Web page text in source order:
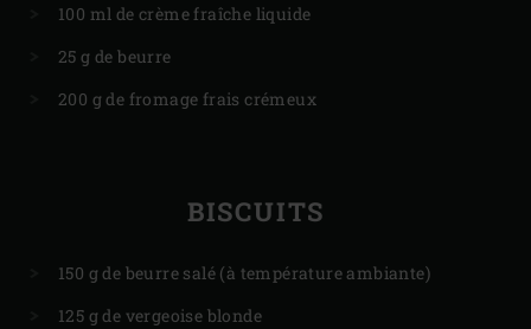
100 ml de crème fraîche liquide
25 g de beurre
200 g de fromage frais crémeux
BISCUITS
150 g de beurre salé (à température ambiante)
125 g de vergeoise blonde